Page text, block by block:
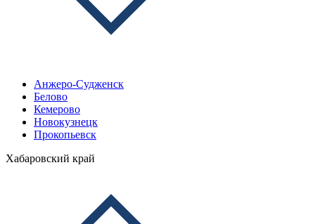
Анжеро-Судженск
Белово
Кемерово
Новокузнецк
Прокопьевск
Хабаровский край